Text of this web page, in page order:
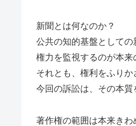
新聞とは何なのか？
公共の知的基盤としての
権力を監視するのが本来
それとも、権利をふりか
今回の訴訟は、その本質
著作権の範囲は本来き